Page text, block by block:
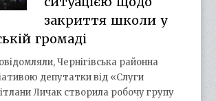
закриття школи у
громаді
Чернігівська районна
депутатки від «Слуги
Личак створила робочу групу